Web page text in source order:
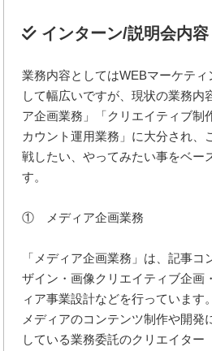
インターン/説明会内容
業務内容としてはWEBマーケティ
して幅広いですが、現状の業務内
ア企画業務」「クリエイティブ制
カウント運用業務」に大分され、
戦したい、やってみたい事をベー
す。
① メディア企画業務
「メディア企画業務」は、記事
ザイン・画像クリエイティブ企画
ィア事業設計などを行っています。
メディアのコンテンツ制作や開発
している業務委託のクリエイター